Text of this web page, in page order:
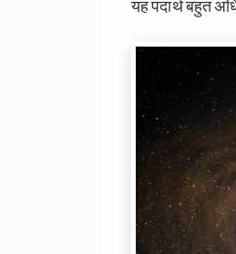
यह पदार्थ बहुत